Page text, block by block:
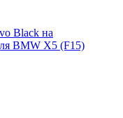
Black на
BMW X5 (F15)